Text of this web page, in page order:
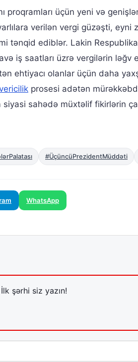
proqramları üçün yeni və
verilən vergi güzəşti, eyni
tənqid ediblər. Lakin
iş saatları üzrə vergilərin
ehtiyacı olanlar üçün daha
prosesi adətən
sahədə müxtəlif fikirlərin
#ÜçüncüPrezidentMüddəti
WhatsApp
şərhi siz yazın!